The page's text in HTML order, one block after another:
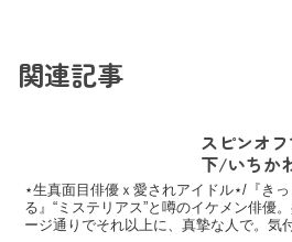
関連記事
スピンオ
下/いちか
⋆生真面目俳優ｘ愛されアイドル⋆/『き
る』“ミステリアス”と噂のイケメン俳優
ージ通りでそれ以上に、真摯な人で。気